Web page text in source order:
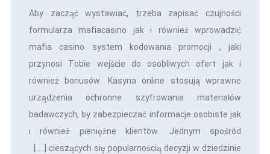
Aby zacząć wystawiać, trzeba zapisać czujności
formularza mafiacasino jak i również wprowadzić
mafia casino system kodowania promocji , jaki
przynosi Tobie wejście do osobliwych ofert jak i
również bonusów. Kasyna online stosują wprawne
urządzenia ochronne szyfrowania materiałów
badawczych, by zabezpieczać informacje osobiste jak
i również pieniężne klientów. Jednym spośród
cieszących się popularnością decyzji w dziedzinie […]